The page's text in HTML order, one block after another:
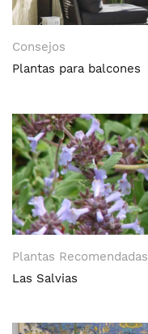
Consejos
Plantas para balcones
Plantas Recomendadas
Las Salvias